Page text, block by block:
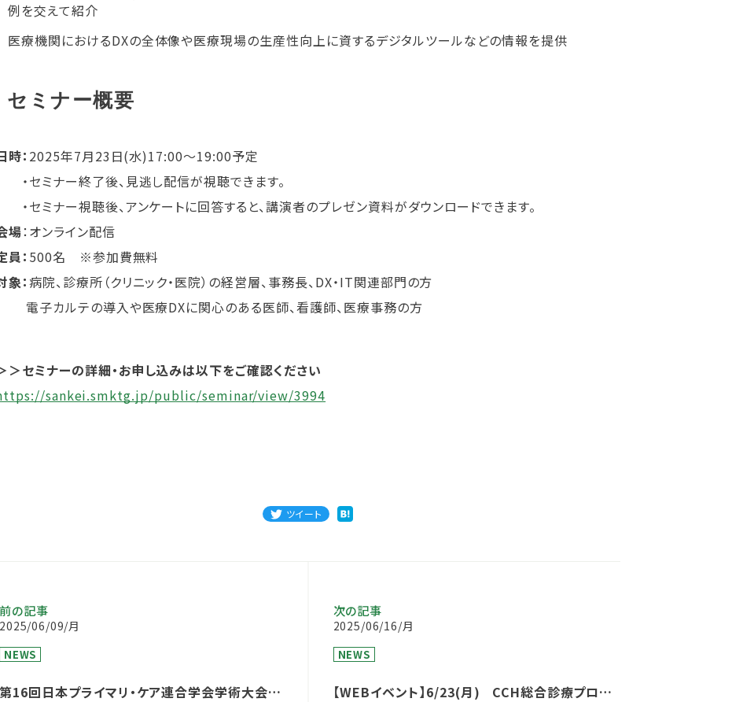
例を交えて紹介
医療機関におけるDXの全体像や医療現場の生産性向上に資するデジタルツールなどの情報を提供
セミナー概要
時： 2025年7月23日(水)17:00～19:00予定
・セミナー終了後、見逃し配信が視聴できます。
・セミナー視聴後、アンケートに回答すると、講演者のプレゼン資料がダウンロードできます。
場：オンライン配信
員： 500名 ※参加費無料
象：病院、診療所（クリニック・医院）の経営層、事務長、DX・IT関連部門の方
電子カルテの導入や医療DXに関心のある医師、看護師、医療事務の方
＞セミナーの詳細・お申し込みは以下をご確認ください
sankei.smktg.jp/public/seminar/view/3994
ツイート
前の記事
2025/06/09/月
NEWS
第16回日本プライマリ・ケア連合学会学術大会
次の記事
2025/06/16/月
NEWS
【WEBイベント】6/23(月) CCH総合診療プログ